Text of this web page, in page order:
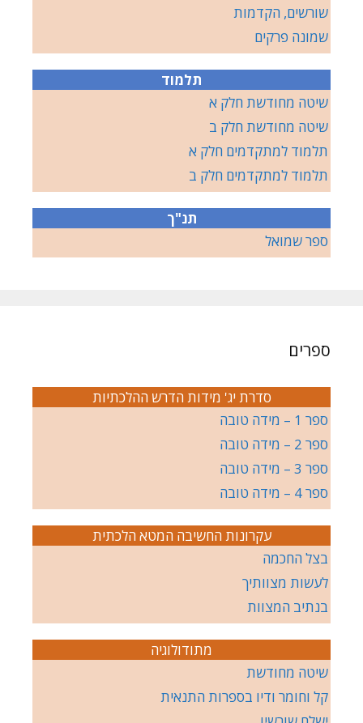
שורשים, הקדמות
שמונה פרקים
תלמוד
שיטה מחודשת חלק א
שיטה מחודשת חלק ב
תלמוד למתקדמים חלק א
תלמוד למתקדמים חלק ב
תנ"ך
ספר שמואל
ספרים
סדרת יג' מידות הדרש ההלכתיות
ספר 1 – מידה טובה
ספר 2 – מידה טובה
ספר 3 – מידה טובה
ספר 4 – מידה טובה
עקרונות החשיבה המטא הלכתית
בצל החכמה
לעשות מצוותיך
בנתיב המצוות
מתודולוגיה
שיטה מחודשת
קל וחומר ודיו בספרות התנאית